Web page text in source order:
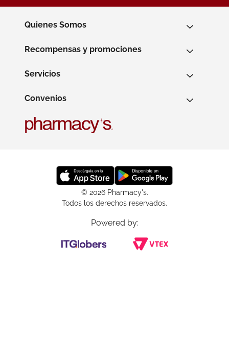
Quienes Somos
Recompensas y promociones
Servicios
Convenios
© 2026 Pharmacy's.
Todos los derechos reservados.
Powered by: